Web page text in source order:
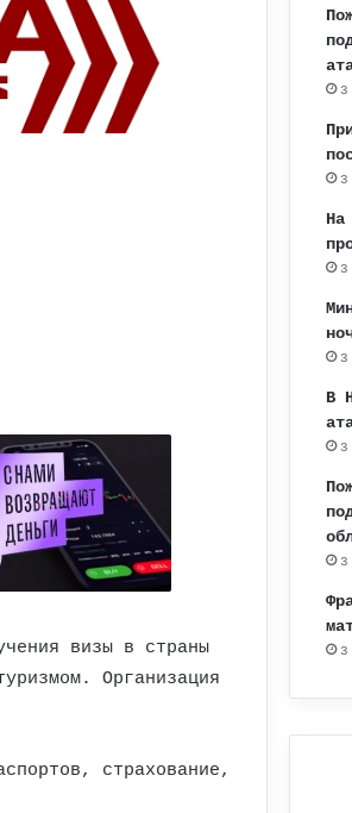
визы в страны
Организация
страхование,
3
3
На
3
3
В
3
3
3